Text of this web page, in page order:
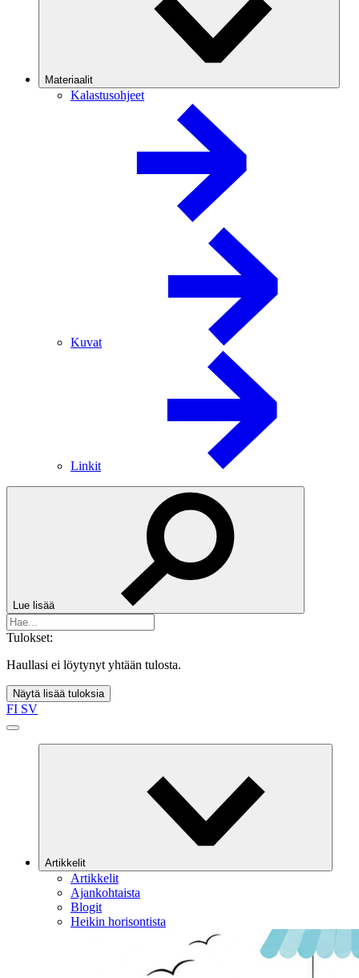
Materiaalit
Kalastusohjeet
Kuvat
Linkit
Lue lisää
Tulokset:
Haullasi ei löytynyt yhtään tulosta.
Näytä lisää tuloksia
FI SV
Artikkelit
Artikkelit
Ajankohtaista
Blogit
Heikin horisontista